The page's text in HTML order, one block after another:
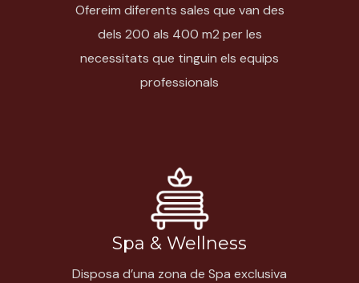
Ofereim diferents sales que van des
dels 200 als 400 m2 per les
necessitats que tinguin els equips
professionals
Spa & Wellness
Disposa d’una zona de Spa exclusiva